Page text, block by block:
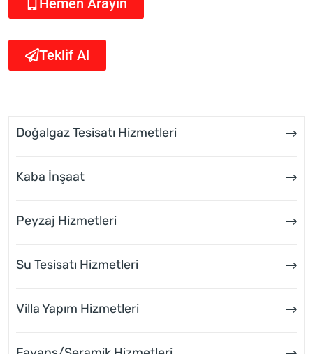
Hemen Arayın
Teklif Al
Doğalgaz Tesisatı Hizmetleri
Kaba İnşaat
Peyzaj Hizmetleri
Su Tesisatı Hizmetleri
Villa Yapım Hizmetleri